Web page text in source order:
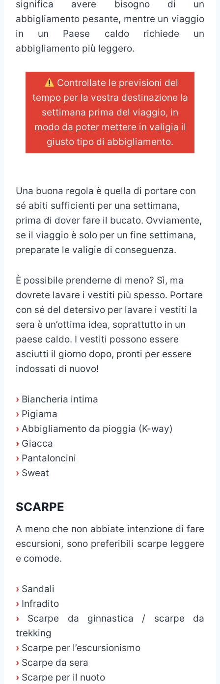
significa avere bisogno di un
abbigliamento pesante, mentre un viaggio
in un Paese caldo richiede un
abbigliamento più leggero.
Controllate le previsioni del
tempo per la vostra destinazione la
settimana prima del viaggio, in
modo da poter mettere in valigia il
giusto tipo di abbigliamento.
Una buona regola è quella di portare con
sé abiti sufficienti per una settimana,
prima di dover fare il bucato. Ovviamente,
se il viaggio è solo per un fine settimana,
preparate le valigie di conseguenza.
È possibile prenderne di meno? Sì, ma
dovrete lavare i vestiti più spesso. Portare
con sé del detersivo per lavare i vestiti la
sera è un’ottima idea, soprattutto in un
paese caldo. I vestiti possono essere
asciutti il giorno dopo, pronti per essere
indossati di nuovo!
› Biancheria intima
› Pigiama
› Abbigliamento da pioggia (K-way)
› Giacca
› Pantaloncini
› Sweat
SCARPE
A meno che non abbiate intenzione di fare
escursioni, sono preferibili scarpe leggere
e comode.
› Sandali
› Infradito
›
Scarpe da ginnastica / scarpe da
trekking
› Scarpe per l’escursionismo
› Scarpe da sera
› Scarpe per il nuoto